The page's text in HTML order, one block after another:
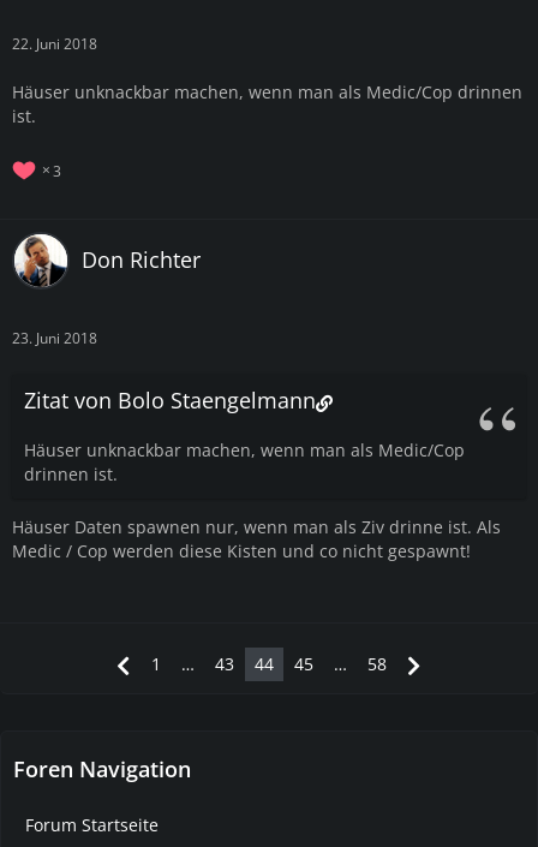
22. Juni 2018
Häuser unknackbar machen, wenn man als Medic/Cop drinnen
ist.
3
Don Richter
23. Juni 2018
Zitat von Bolo Staengelmann
Häuser unknackbar machen, wenn man als Medic/Cop
drinnen ist.
Häuser Daten spawnen nur, wenn man als Ziv drinne ist. Als
Medic / Cop werden diese Kisten und co nicht gespawnt!
1 … 43 44 45 … 58
Foren Navigation
Forum Startseite